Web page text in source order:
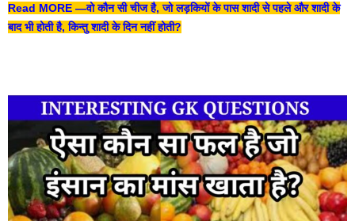
Read MORE —वो कौन सी चीज है, जो लड़कियों के पास शादी से पहले और शादी के
बाद भी होती है, किन्तु शादी के दिन नहीं होती?